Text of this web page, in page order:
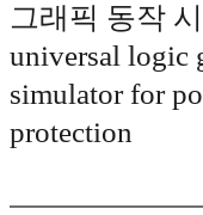
그래픽 동작
universal logic
simulator for
protection